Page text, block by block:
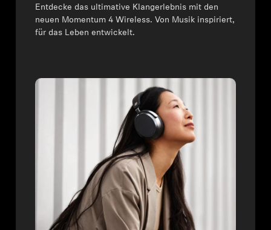
Entdecke das ultimative Klangerlebnis mit den
neuen Momentum 4 Wireless. Von Musik inspiriert,
für das Leben entwickelt.